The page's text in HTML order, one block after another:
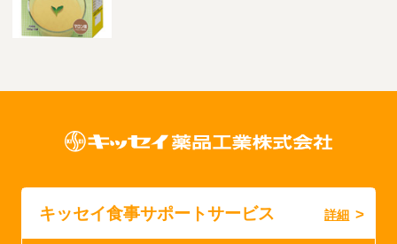
キッセイ食事サポートサービス 詳細